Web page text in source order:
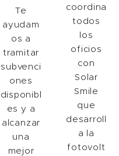
Te
ayudam
os a
tramitar
subvenci
ones
disponibl
es y a
alcanzar
una
mejor
coordina
todos
los
oficios
con
Solar
Smile
que
desarroll
a la
fotovolt